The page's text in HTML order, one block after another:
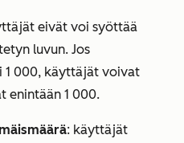
eivät voi syöttää
luvun. Jos
1 000, käyttäjät voivat
enintään 1 000.
: käyttäjät